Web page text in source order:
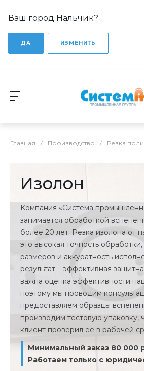
Ваш город Нальчик?
ДА ИЗМЕНИТЬ
Главная / Производство / Резка
Изолон
Компания «Система
занимается обработкой
более 20 лет. Резка изолона от
это высокая точность
размеров и аккуратность
результат – эффективная
важна оценка эффективности
поэтому мы проводим
предоставляем образцы
производим тестовую упаковку,
клиент проверил ее в рабочей
Минимальный заказ 80 000
Работаем только с